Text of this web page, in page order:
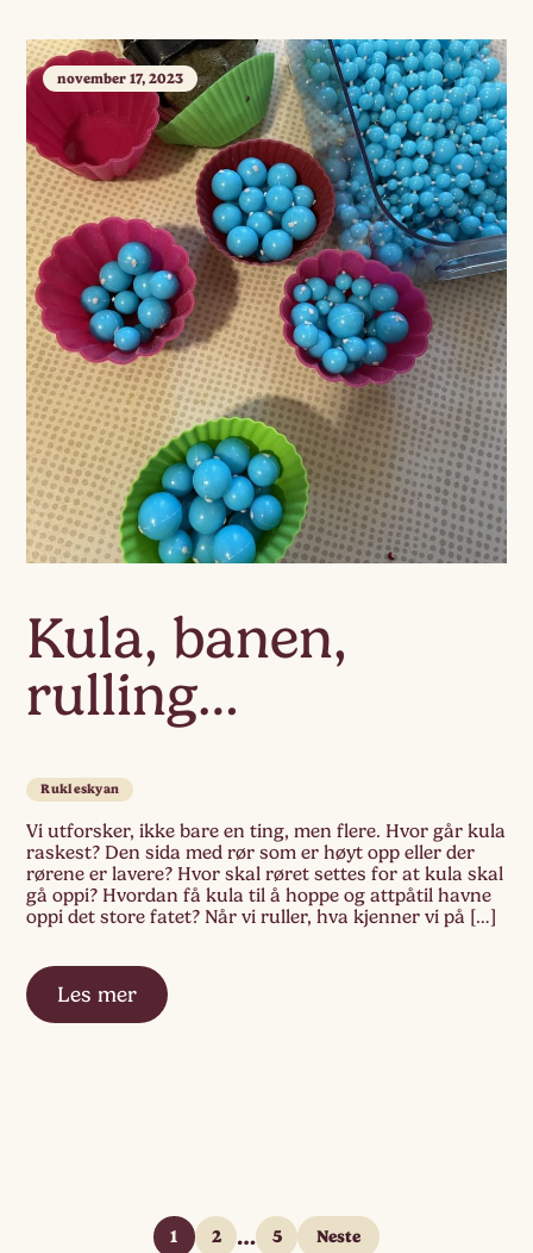
Kula, banen,
rulling…
november 17, 2023
Rukleskyan
Vi utforsker, ikke bare en ting, men flere. Hvor går kula
raskest? Den sida med rør som er høyt opp eller der
rørene er lavere? Hvor skal røret settes for at kula skal
gå oppi? Hvordan få kula til å hoppe og attpåtil havne
oppi det store fatet? Når vi ruller, hva kjenner vi på […]
Les mer
1 2 … 5 Neste